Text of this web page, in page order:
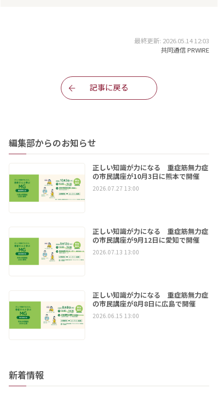
最終更新: 2026.05.14 12:03
共同通信 PRWIRE
記事に戻る
編集部からのお知らせ
正しい知識が力になる 重症筋無力症
の市民講座が10月3日に熊本で開催
2026.07.27 13:00
正しい知識が力になる 重症筋無力症
の市民講座が9月12日に愛知で開催
2026.07.13 13:00
正しい知識が力になる 重症筋無力症
の市民講座が8月8日に広島で開催
2026.06.15 13:00
新着情報